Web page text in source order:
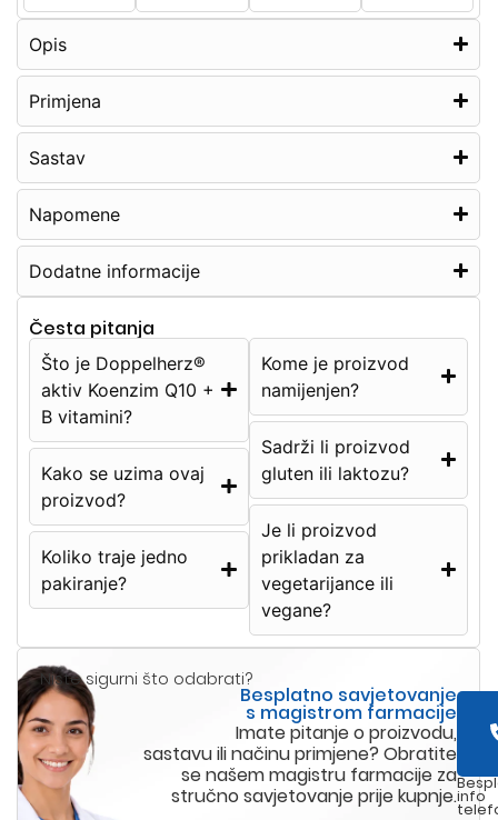
Opis
Primjena
Sastav
Napomene
Dodatne informacije
Česta pitanja
Što je Doppelherz®
aktiv Koenzim Q10 +
B vitamini?
Kako se uzima ovaj
proizvod?
Koliko traje jedno
pakiranje?
Kome je proizvod
namijenjen?
Sadrži li proizvod
gluten ili laktozu?
Je li proizvod
prikladan za
vegetarijance ili
vegane?
Niste sigurni što odabrati?
Besplatno savjetovanje
s magistrom farmacije
Imate pitanje o proizvodu,
sastavu ili načinu primjene? Obratite
se našem magistru farmacije za
stručno savjetovanje prije kupnje.info